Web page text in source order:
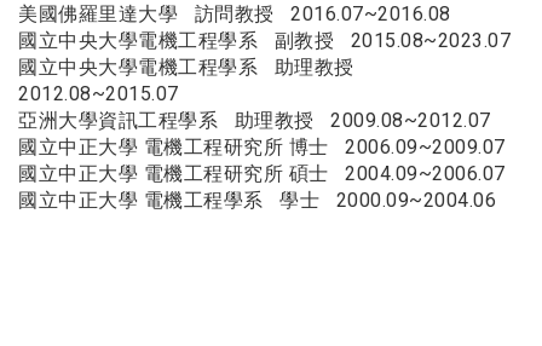
美國佛羅里達大學 訪問教授 2016.07~2016.08
國立中央大學電機工程學系 副教授 2015.08~2023.07
國立中央大學電機工程學系 助理教授
2012.08~2015.07
亞洲大學資訊工程學系 助理教授 2009.08~2012.07
國立中正大學 電機工程研究所 博士 2006.09~2009.07
國立中正大學 電機工程研究所 碩士 2004.09~2006.07
國立中正大學 電機工程學系 學士 2000.09~2004.06